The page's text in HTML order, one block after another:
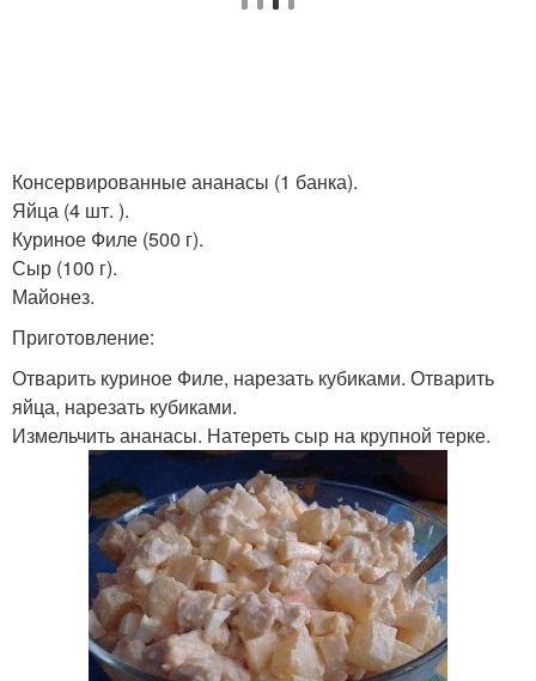
Консервированные ананасы (1 банка).
Яйца (4 шт. ).
Куриное Филе (500 г).
Сыр (100 г).
Майонез.
Приготовление:
Отварить куриное Филе, нарезать кубиками. Отварить
яйца, нарезать кубиками.
Измельчить ананасы. Натереть сыр на крупной терке.